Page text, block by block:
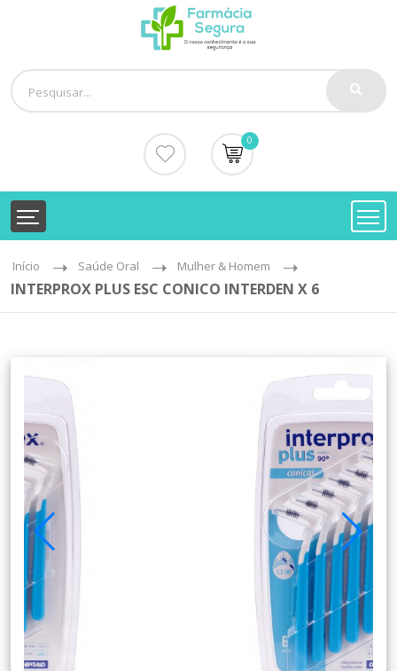
0
Início Saúde Oral Mulher & Homem
INTERPROX PLUS ESC CONICO INTERDEN X 6